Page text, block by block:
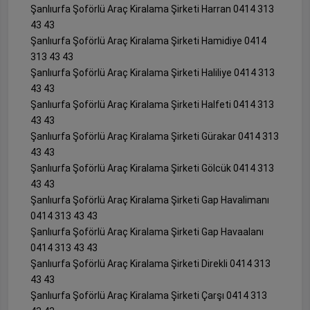
Şanlıurfa Şoförlü Araç Kiralama Şirketi Harran 0414 313
43 43
Şanlıurfa Şoförlü Araç Kiralama Şirketi Hamidiye 0414
313 43 43
Şanlıurfa Şoförlü Araç Kiralama Şirketi Haliliye 0414 313
43 43
Şanlıurfa Şoförlü Araç Kiralama Şirketi Halfeti 0414 313
43 43
Şanlıurfa Şoförlü Araç Kiralama Şirketi Gürakar 0414 313
43 43
Şanlıurfa Şoförlü Araç Kiralama Şirketi Gölcük 0414 313
43 43
Şanlıurfa Şoförlü Araç Kiralama Şirketi Gap Havalimanı
0414 313 43 43
Şanlıurfa Şoförlü Araç Kiralama Şirketi Gap Havaalanı
0414 313 43 43
Şanlıurfa Şoförlü Araç Kiralama Şirketi Direkli 0414 313
43 43
Şanlıurfa Şoförlü Araç Kiralama Şirketi Çarşı 0414 313